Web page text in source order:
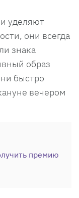
уделяют
они всегда
знака
образ
быстро
вечером
премию